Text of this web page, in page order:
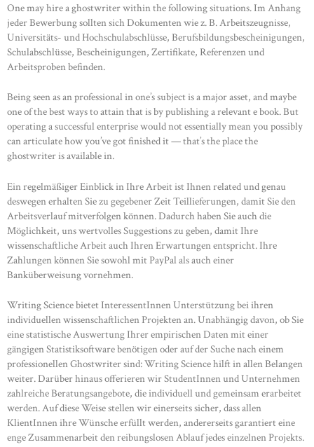
One may hire a ghostwriter within the following situations. Im Anhang
jeder Bewerbung sollten sich Dokumenten wie z. B. Arbeitszeugnisse,
Universitäts- und Hochschulabschlüsse, Berufsbildungsbescheinigungen,
Schulabschlüsse, Bescheinigungen, Zertifikate, Referenzen und
Arbeitsproben befinden.
Being seen as an professional in one’s subject is a major asset, and maybe
one of the best ways to attain that is by publishing a relevant e book. But
operating a successful enterprise would not essentially mean you possibly
can articulate how you’ve got finished it — that’s the place the
ghostwriter is available in.
Ein regelmäßiger Einblick in Ihre Arbeit ist Ihnen related und genau
deswegen erhalten Sie zu gegebener Zeit Teillieferungen, damit Sie den
Arbeitsverlauf mitverfolgen können. Dadurch haben Sie auch die
Möglichkeit, uns wertvolles Suggestions zu geben, damit Ihre
wissenschaftliche Arbeit auch Ihren Erwartungen entspricht. Ihre
Zahlungen können Sie sowohl mit PayPal als auch einer
Banküberweisung vornehmen.
Writing Science bietet InteressentInnen Unterstützung bei ihren
individuellen wissenschaftlichen Projekten an. Unabhängig davon, ob Sie
eine statistische Auswertung Ihrer empirischen Daten mit einer
gängigen Statistiksoftware benötigen oder auf der Suche nach einem
professionellen Ghostwriter sind: Writing Science hilft in allen Belangen
weiter. Darüber hinaus offerieren wir StudentInnen und Unternehmen
zahlreiche Beratungsangebote, die individuell und gemeinsam erarbeitet
werden. Auf diese Weise stellen wir einerseits sicher, dass allen
KlientInnen ihre Wünsche erfüllt werden, andererseits garantiert eine
enge Zusammenarbeit den reibungslosen Ablauf jedes einzelnen Projekts.